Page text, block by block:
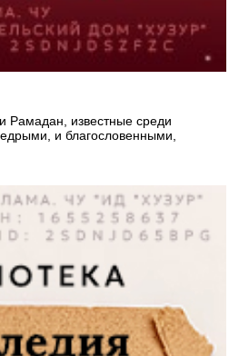
Рамадан, известные среди
и благословенными,